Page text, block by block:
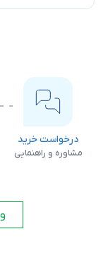
درخواست خرید
مشاوره و راهنمایی